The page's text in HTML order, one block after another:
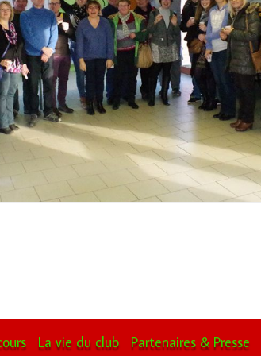
La vie du club Partenaires & Presse